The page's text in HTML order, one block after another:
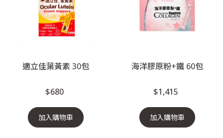
適立佳葉黃素 30包
$680
加入購物車
海洋膠原粉+鐵 60包
$1,415
加入購物車